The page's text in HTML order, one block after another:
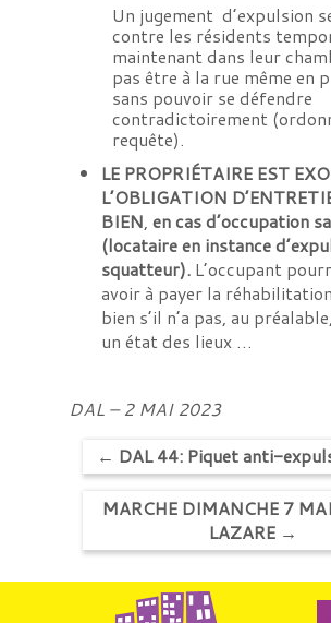
Un jugement d’expulsion
contre les résidents
maintenant dans leur
pas être à la rue même en
sans pouvoir se défendre
contradictoirement
requête).
LE PROPRIÉTAIRE EST
L’OBLIGATION
BIEN en cas d’occupation
(locataire en instance
squatteur).L’occupant
avoir à payer la
bien s’il n’a pas, au
un état des lieux …
DAL – 2 MAI 2023
← DAL 44: Piquet anti-
MARCHE DIMANCHE 7
LAZARE →